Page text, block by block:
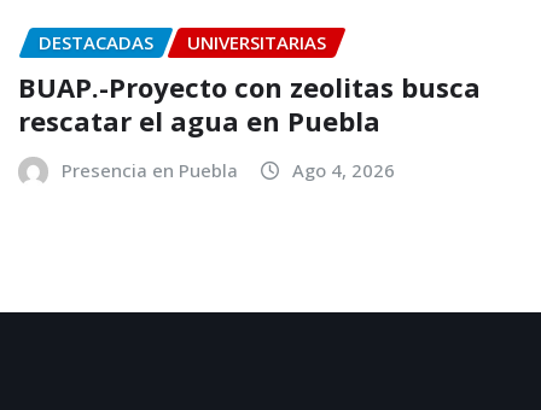
DESTACADAS UNIVERSITARIAS
BUAP.-Proyecto con zeolitas busca
rescatar el agua en Puebla
Presencia en Puebla Ago 4, 2026